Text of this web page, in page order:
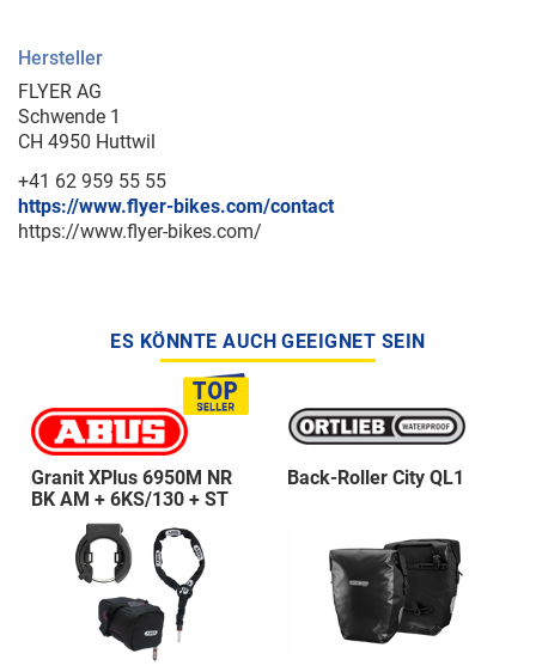
Hersteller
FLYER AG
Schwende 1
CH 4950 Huttwil
+41 62 959 55 55
https://www.flyer-bikes.com/contact
https://www.flyer-bikes.com/
ES KÖNNTE AUCH GEEIGNET SEIN
Granit XPlus 6950M NR
BK AM + 6KS/130 + ST
Back-Roller City QL1